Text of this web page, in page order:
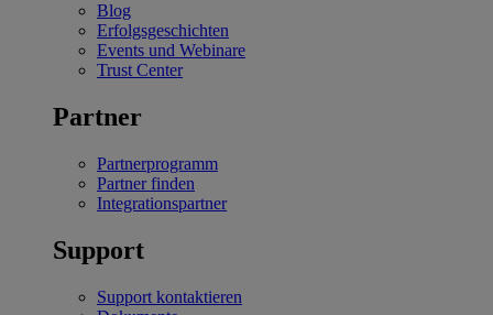
Blog
Erfolgsgeschichten
Events und Webinare
Trust Center
Partner
Partnerprogramm
Partner finden
Integrationspartner
Support
Support kontaktieren